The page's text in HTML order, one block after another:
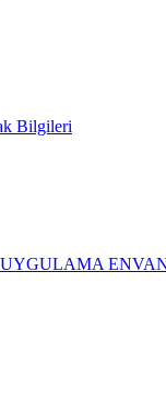
Bilgileri